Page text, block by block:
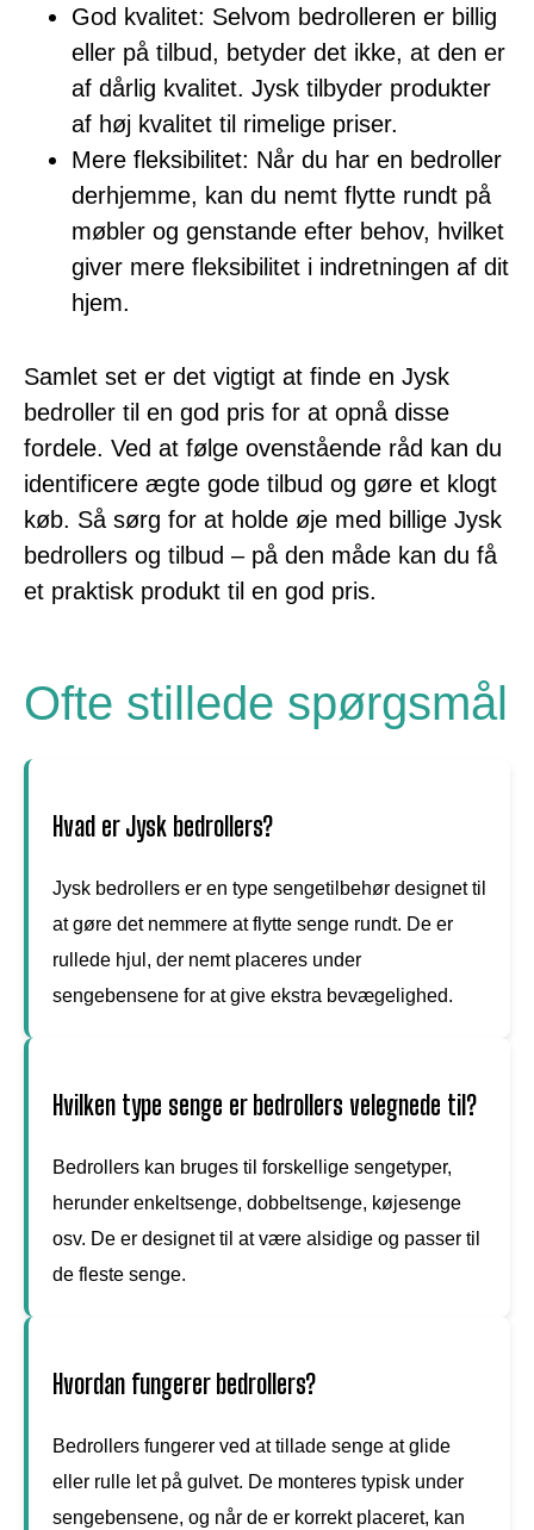
God kvalitet: Selvom bedrolleren er billig
eller på tilbud, betyder det ikke, at den er
af dårlig kvalitet. Jysk tilbyder produkter
af høj kvalitet til rimelige priser.
Mere fleksibilitet: Når du har en bedroller
derhjemme, kan du nemt flytte rundt på
møbler og genstande efter behov, hvilket
giver mere fleksibilitet i indretningen af dit
hjem.
Samlet set er det vigtigt at finde en Jysk
bedroller til en god pris for at opnå disse
fordele. Ved at følge ovenstående råd kan du
identificere ægte gode tilbud og gøre et klogt
køb. Så sørg for at holde øje med billige Jysk
bedrollers og tilbud – på den måde kan du få
et praktisk produkt til en god pris.
Ofte stillede spørgsmål
Hvad er Jysk bedrollers?
Jysk bedrollers er en type sengetilbehør designet til
at gøre det nemmere at flytte senge rundt. De er
rullede hjul, der nemt placeres under
sengebensene for at give ekstra bevægelighed.
Hvilken type senge er bedrollers velegnede til?
Bedrollers kan bruges til forskellige sengetyper,
herunder enkeltsenge, dobbeltsenge, køjesenge
osv. De er designet til at være alsidige og passer til
de fleste senge.
Hvordan fungerer bedrollers?
Bedrollers fungerer ved at tillade senge at glide
eller rulle let på gulvet. De monteres typisk under
sengebensene, og når de er korrekt placeret, kan